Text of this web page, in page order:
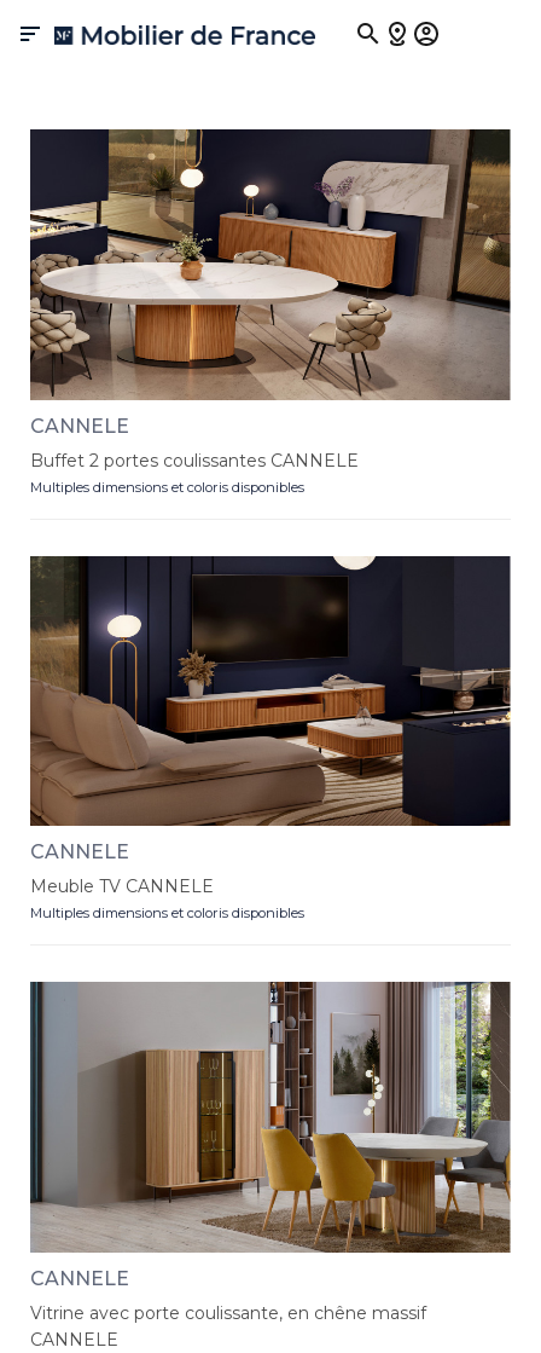

CANNELE
Buffet 2 portes coulissantes CANNELE
Multiples dimensions et coloris disponibles
CANNELE
Meuble TV CANNELE
Multiples dimensions et coloris disponibles
CANNELE
Vitrine avec porte coulissante, en chêne massif
CANNELE